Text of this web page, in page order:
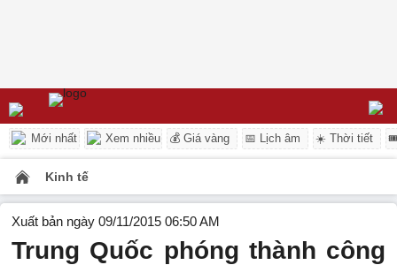
Mới nhất Xem nhiều 💰 Giá vàng 📅 Lịch âm ☀️ Thời tiết
Kinh tế
Xuất bản ngày 09/11/2015 06:50 AM
Trung Quốc phóng thành công